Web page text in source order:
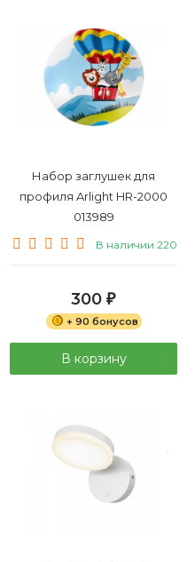
Набор заглушек для
профиля Arlight HR-2000
013989
В наличии 220
300 ₽
+ 90 бонусов
В корзину